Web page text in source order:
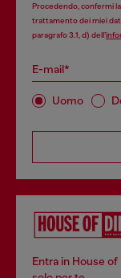
Procedendo, confermi
trattamento dei miei
paragrafo 3.1, d) dell’
E-mail*
Uomo
Entra in House